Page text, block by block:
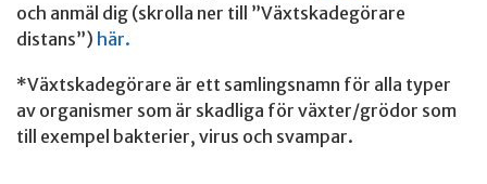
och anmäl dig (skrolla ner till ”Växtskadegörare
distans”) här.
*Växtskadegörare är ett samlingsnamn för alla typer
av organismer som är skadliga för växter/grödor som
till exempel bakterier, virus och svampar.